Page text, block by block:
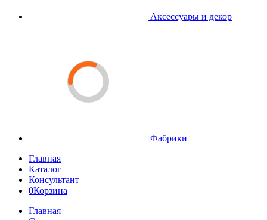
Аксессуары и декор
Фабрики
Главная
Каталог
Консультант
0Корзина
Главная